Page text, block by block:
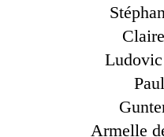
Armelle